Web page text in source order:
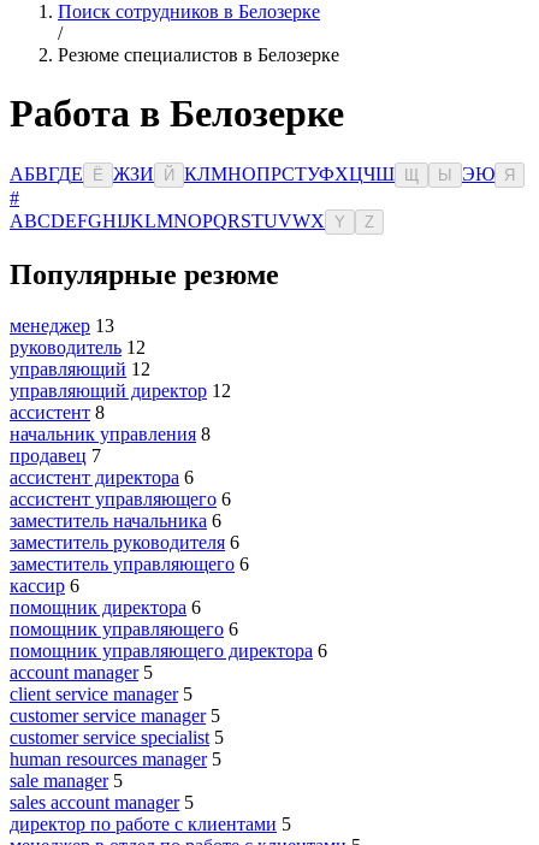
Поиск сотрудников в Белозерке
/
Резюме специалистов в Белозерке
Работа в Белозерке
АБВГДЕ Ё ЖЗИ Й КЛМНОПРСТУФХЦЧШ Ы ЭЮ Я
#
ABCDEFGHIJKLMNOPQRSTUVWX Y Z
Популярные резюме
менеджер 13
руководитель 12
управляющий 12
управляющий директор 12
ассистент 8
начальник управления 8
продавец 7
ассистент директора 6
ассистент управляющего 6
заместитель начальника 6
заместитель руководителя 6
заместитель управляющего 6
кассир 6
помощник директора 6
помощник управляющего 6
помощник управляющего директора 6
account manager 5
client service manager 5
customer service manager 5
customer service specialist 5
human resources manager 5
sale manager 5
sales account manager 5
директор по работе с клиентами 5